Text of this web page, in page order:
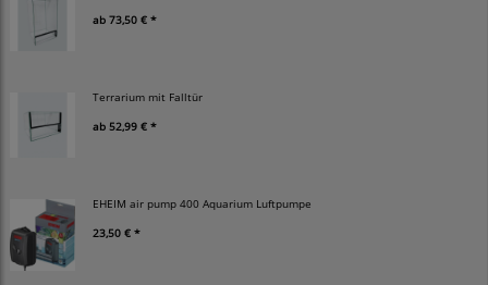
ab 73,50 € *
Terrarium mit Falltür
ab 52,99 € *
EHEIM air pump 400 Aquarium Luftpumpe
23,50 € *